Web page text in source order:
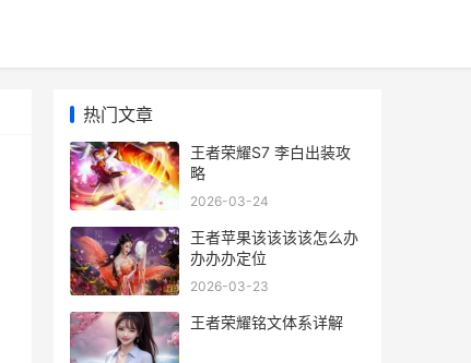
热门文章
王者荣耀S7 李白出装攻
略
2026-03-24
王者苹果该该该该怎么办
办办办定位
2026-03-23
王者荣耀铭文体系详解